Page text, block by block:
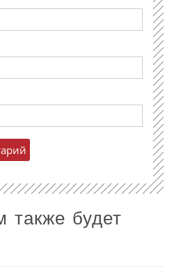
также будет